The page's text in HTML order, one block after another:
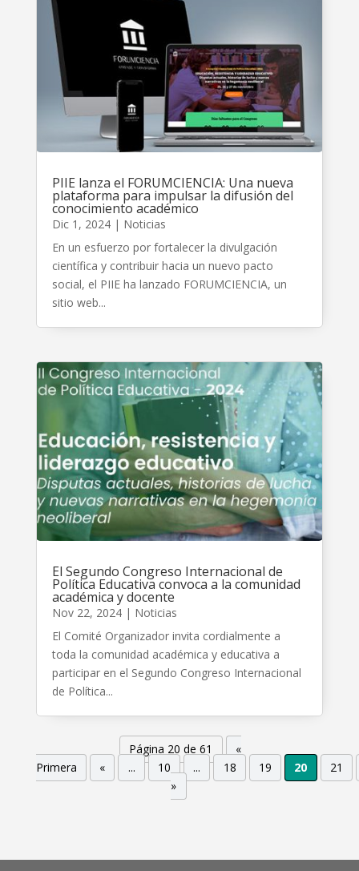
PIIE lanza el FORUMCIENCIA: Una nueva
plataforma para impulsar la difusión del
conocimiento académico
Dic 1, 2024| Noticias
En un esfuerzo por fortalecer la divulgación
científica y contribuir hacia un nuevo pacto
social, el PIIE ha lanzado FORUMCIENCIA, un
sitio web...
El Segundo Congreso Internacional de
Política Educativa convoca a la comunidad
académica y docente
Nov 22, 2024| Noticias
El Comité Organizador invita cordialmente a
toda la comunidad académica y educativa a
participar en el Segundo Congreso Internacional
de Política...
Página 20 de 61
«
Primera
« ... 10 ... 18 19 20
21
»